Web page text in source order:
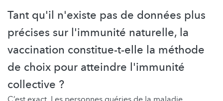
Tant qu'il n'existe pas de données plus
précises sur l'immunité naturelle, la
vaccination constitue-t-elle la méthode
de choix pour atteindre l'immunité
collective ?